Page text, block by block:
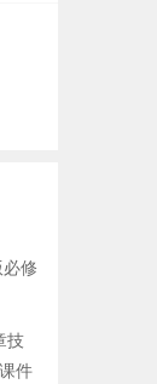
修
技
件